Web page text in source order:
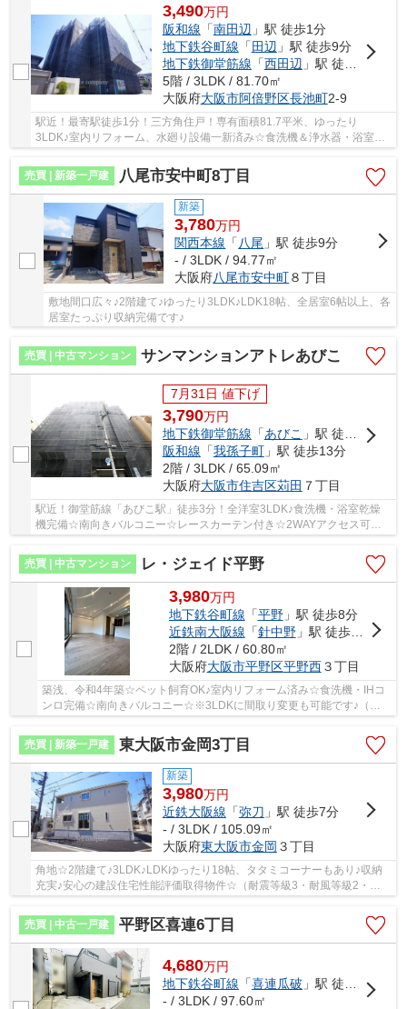
3,490万円
阪和線 「南田辺 」駅 徒歩1分
地下鉄谷町線 「田辺 」駅 徒歩9分
地下鉄御堂筋線 「西田辺 」駅 徒歩10分
5階 / 3LDK / 81.70㎡
大阪府大阪市阿倍野区長池町2-9
駅近！最寄駅徒歩1分！三方角住戸！専有面積81.7平米、ゆったり
3LDK♪室内リフォーム、水廻り設備一新済み☆食洗機＆浄水器・浴室乾
燥機完備☆安心の新調設備保証付き☆3面バルコニー☆レー...
売買 | 新築一戸建
八尾市安中町8丁目
新築
3,780万円
関西本線 「八尾 」駅 徒歩9分
- / 3LDK / 94.77㎡
大阪府八尾市安中町８丁目
敷地間口広々♪2階建て♪ゆったり3LDK♪LDK18帖、全居室6帖以上、各
居室たっぷり収納完備です♪
売買 | 中古マンション サンマンションアトレあびこ
7月31日 値下げ
3,790万円
地下鉄御堂筋線 「あびこ 」駅 徒歩3分
阪和線 「我孫子町」駅 徒歩13分
2階 / 3LDK / 65.09㎡
大阪府大阪市住吉区苅田 ７丁目
駅近！御堂筋線「あびこ駅」徒歩3分！全洋室3LDK♪食洗機・浴室乾燥
機完備☆南向きバルコニー☆レースカーテン付き☆2WAYアクセス可能♪
売買 | 中古マンション
レ・ジェイド平野
3,980万円
地下鉄谷町線 「平野」駅 徒歩8分
近鉄南大阪線 「針中野」駅 徒歩15分
2階 / 2LDK / 60.80㎡
大阪府大阪市平野区平野西３丁目
築浅、令和4年築☆ペット飼育OK♪室内リフォーム済み☆食洗機・IHコ
ンロ完備☆南向きバルコニー☆※3LDKに間取り変更も可能です♪（別
売買 | 新築一戸建
東大阪市金岡3丁目
新築
3,980万円
近鉄大阪線 「弥刀 」駅 徒歩7分
- / 3LDK / 105.09㎡
大阪府東大阪市金岡 ３丁目
角地☆2階建て♪3LDK♪LDKゆったり18帖、タタミコーナーもあり♪収納
充実♪安心の建設住宅性能評価取得物件☆（耐震等級3・耐風等級2・劣
売買 | 中古一戸建
平野区喜連6丁目
4,680万円
地下鉄谷町線 「喜連瓜破 」駅 徒歩9分
- / 3LDK / 97.60㎡